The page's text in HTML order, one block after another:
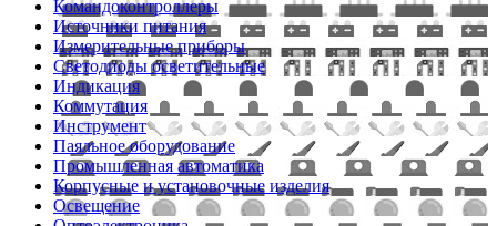
Командоконтроллеры
Источники питания
Измерительные приборы
Светодиоды осветительные
Индикация
Коммутация
Инструмент
Паяльное оборудование
Промышленная автоматика
Корпусные и установочные изделия
Освещение